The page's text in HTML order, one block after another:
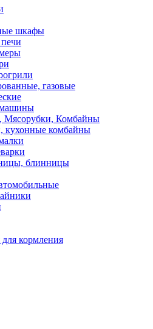
шкафы
газовые
Мясорубки, Комбайны
кухонные комбайны
блинницы
для кормления